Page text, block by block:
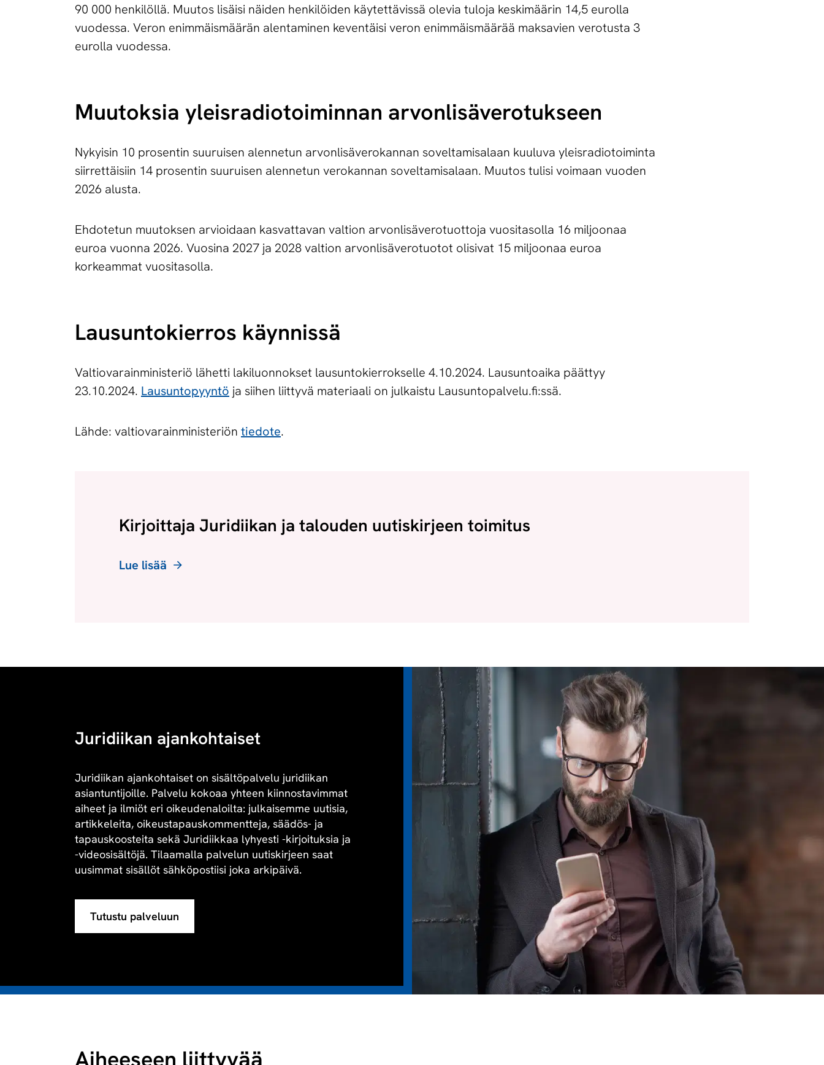
90 000 henkilöllä. Muutos lisäisi näiden henkilöiden käytettävissä olevia tuloja keskimäärin 14,5 eurolla
vuodessa. Veron enimmäismäärän alentaminen keventäisi veron enimmäismäärää maksavien verotusta 3
eurolla vuodessa.
Muutoksia yleis­ra­dio­toi­min­nan ar­von­li­sä­ve­ro­tuk­seen
Nykyisin 10 prosentin suuruisen alennetun arvonlisäverokannan soveltamisalaan kuuluva yleisradiotoiminta
siirrettäisiin 14 prosentin suuruisen alennetun verokannan soveltamisalaan. Muutos tulisi voimaan vuoden
2026 alusta.
Ehdotetun muutoksen arvioidaan kasvattavan valtion arvonlisäverotuottoja vuositasolla 16 miljoonaa
euroa vuonna 2026. Vuosina 2027 ja 2028 valtion arvonlisäverotuotot olisivat 15 miljoonaa euroa
korkeammat vuositasolla.
Lausuntokierros käynnissä
Valtiovarainministeriö lähetti lakiluonnokset lausuntokierrokselle 4.10.2024. Lausuntoaika päättyy
23.10.2024. Lausuntopyyntö ja siihen liittyvä materiaali on julkaistu Lausuntopalvelu.fi:ssä.
Lähde: valtiovarainministeriön tiedote.
Kirjoittaja Juridiikan ja talouden uutiskirjeen toimitus
Lue lisää
Juridiikan ajankohtaiset
Juridiikan ajankohtaiset on sisältöpalvelu juridiikan
asiantuntijoille. Palvelu kokoaa yhteen kiinnostavimmat
aiheet ja ilmiöt eri oikeudenaloilta: julkaisemme uutisia,
artikkeleita, oikeustapauskommentteja, säädös- ja
tapauskoosteita sekä Juridiikkaa lyhyesti -kirjoituksia ja
-videosisältöjä. Tilaamalla palvelun uutiskirjeen saat
uusimmat sisällöt sähköpostiisi joka arkipäivä.
Tutustu palveluun